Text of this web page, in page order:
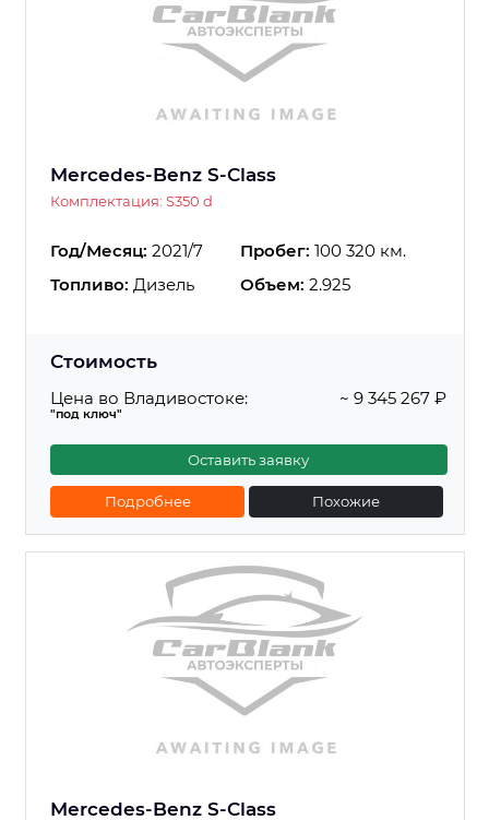
Mercedes-Benz S-Class
Комплектация: S350 d
Год/Месяц: 2021/7 Пробег: 100 320 км.
Топливо: Дизель Объем: 2.925
Стоимость
Цена во Владивостоке:
"под ключ"
~ 9 345 267 ₽
Оставить заявку
Подробнее Похожие
Mercedes-Benz S-Class